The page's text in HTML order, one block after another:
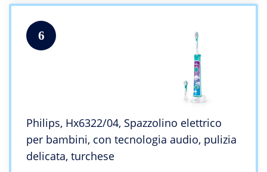
6
Philips, Hx6322/04, Spazzolino elettrico
per bambini, con tecnologia audio, pulizia
delicata, turchese